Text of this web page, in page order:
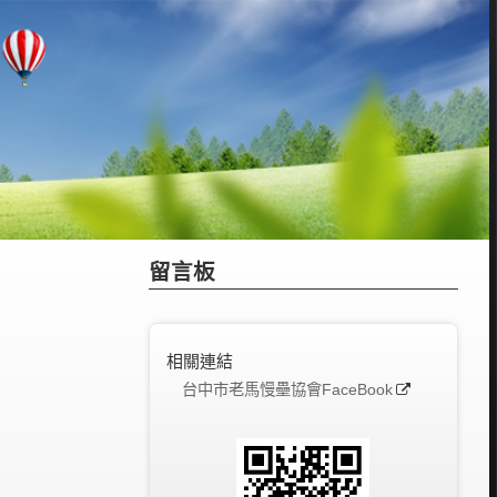
留言板
相關連結
台中市老馬慢壘協會FaceBook